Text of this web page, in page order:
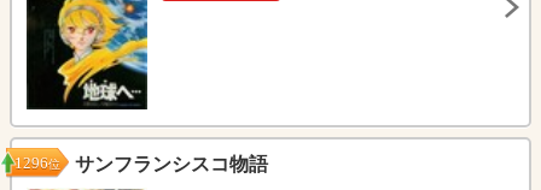
サンフランシスコ物語
1296位